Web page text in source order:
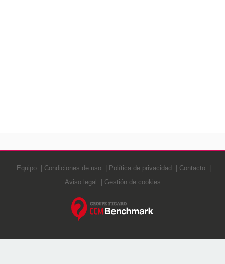
Equipo Condiciones de uso Política de privacidad
Contacto
Aviso legal
Gestión de cookies